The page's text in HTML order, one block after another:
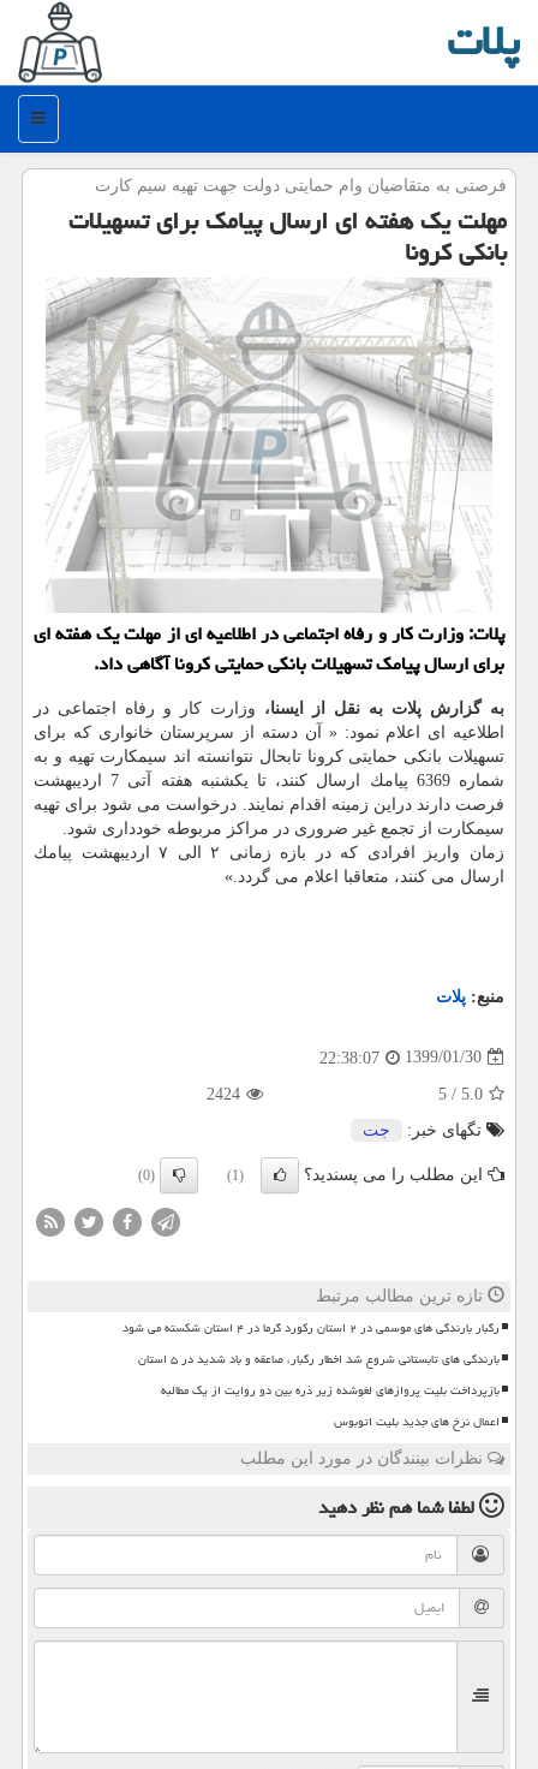
پلات
منو
فرصتی به متقاضیان وام حمایتی دولت جهت تهیه سیم كارت
مهلت یك هفته ای ارسال پیامك برای تسهیلات
بانكی كرونا
پلات: وزارت كار و رفاه اجتماعی در اطلاعیه ای از مهلت یك هفته ای
برای ارسال پیامك تسهیلات بانكی حمایتی كرونا آگاهی داد.
به گزارش پلات به نقل از ایسنا، وزارت كار و رفاه اجتماعی در
اطلاعیه ای اعلام نمود: « آن دسته از سرپرستان خانواری كه برای
تسهیلات بانكی حمایتی كرونا تابحال نتوانسته اند سیمكارت تهیه و به
شماره 6369 پیامك ارسال كنند، تا یكشنبه هفته آتی 7 اردیبهشت
فرصت دارند دراین زمینه اقدام نمایند. درخواست می شود برای تهیه
سیمكارت از تجمع غیر ضروری در مراكز مربوطه خودداری شود.
زمان واریز افرادی كه در بازه زمانی ۲ الی ۷ اردیبهشت پیامك
ارسال می كنند، متعاقبا اعلام می گردد.»
منبع: پلات
1399/01/30
22:38:07
5.0
/
5
2424
تگهای خبر:
جت
این مطلب را می پسندید؟ (1)
(0)
تازه ترین مطالب مرتبط
رگبار بارندگی های موسمی در ۲ استان رکورد گرما در ۴ استان شکسته می شود
بارندگی های تابستانی شروع شد اخطار رگبار، صاعقه و باد شدید در ۵ استان
بازپرداخت بلیت پروازهای لغوشده زیر ذره بین دو روایت از یک مطالبه
اعمال نرخ های جدید بلیت اتوبوس
نظرات بینندگان در مورد این مطلب
لطفا شما همنظر دهید